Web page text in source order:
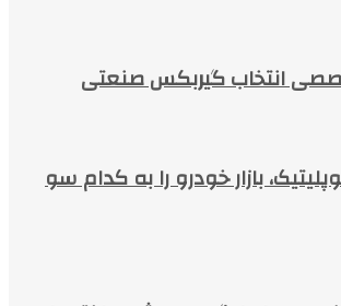
انتخاب گیربکس صنعتی
بازار خودرو را به کدام سو